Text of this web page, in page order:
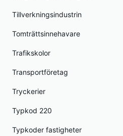
Tillverkningsindustrin
Tomträttsinnehavare
Trafikskolor
Transportföretag
Tryckerier
Typkod 220
Typkoder fastigheter